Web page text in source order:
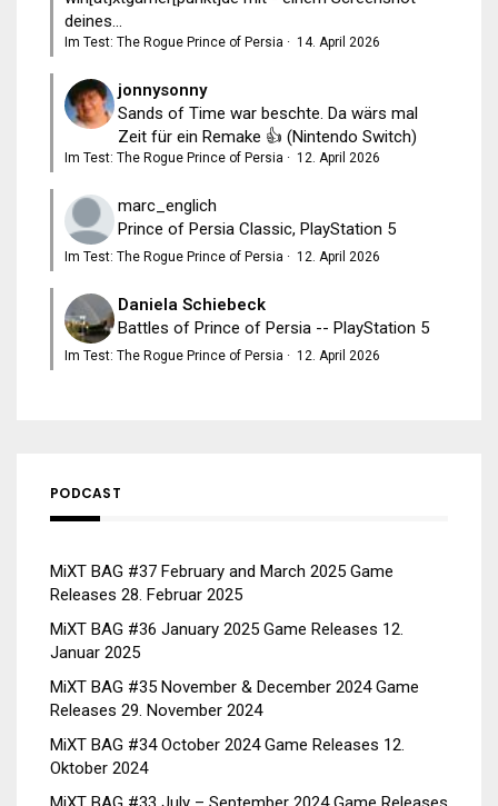
deines...
Im Test: The Rogue Prince of Persia · 14. April 2026
jonnysonny
Sands of Time war beschte. Da wärs mal
Zeit für ein Remake 👍 (Nintendo Switch)
Im Test: The Rogue Prince of Persia · 12. April 2026
marc_englich
Prince of Persia Classic, PlayStation 5
Im Test: The Rogue Prince of Persia · 12. April 2026
Daniela Schiebeck
Battles of Prince of Persia -- PlayStation 5
Im Test: The Rogue Prince of Persia · 12. April 2026
PODCAST
MiXT BAG #37 February and March 2025 Game
Releases 28. Februar 2025
MiXT BAG #36 January 2025 Game Releases 12.
Januar 2025
MiXT BAG #35 November & December 2024 Game
Releases 29. November 2024
MiXT BAG #34 October 2024 Game Releases 12.
Oktober 2024